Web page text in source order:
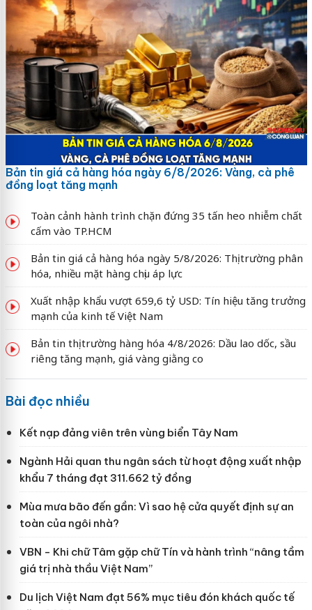
Bản tin giá cả hàng hóa ngày 6/8/2026: Vàng, cà phê
đồng loạt tăng mạnh
Toàn cảnh hành trình chặn đứng 35 tấn heo nhiễm chất
cấm vào TP.HCM
Bản tin giá cả hàng hóa ngày 5/8/2026: Thị trường phân
hóa, nhiều mặt hàng chịu áp lực
Xuất nhập khẩu vượt 659,6 tỷ USD: Tín hiệu tăng trưởng
mạnh của kinh tế Việt Nam
Bản tin thị trường hàng hóa 4/8/2026: Dầu lao dốc, sầu
riêng tăng mạnh, giá vàng giằng co
Bài đọc nhiều
Kết nạp đảng viên trên vùng biển Tây Nam
Ngành Hải quan thu ngân sách từ hoạt động xuất nhập
khẩu 7 tháng đạt 311.662 tỷ đồng
Mùa mưa bão đến gần: Vì sao hệ cửa quyết định sự an
toàn của ngôi nhà?
VBN - Khi chữ Tâm gặp chữ Tín và hành trình “nâng tầm
giá trị nhà thầu Việt Nam”
Du lịch Việt Nam đạt 56% mục tiêu đón khách quốc tế